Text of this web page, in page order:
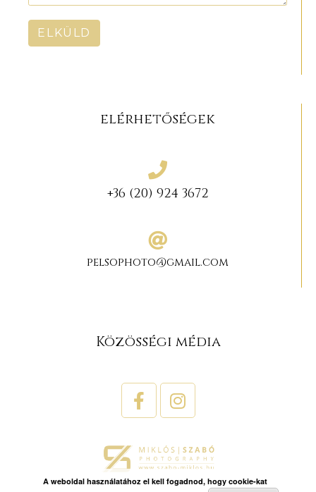
ELKÜLD
elérhetőségek
+36 (20) 924 3672
pelsophoto@gmail.com
Közösségi média
A weboldal használatához el kell fogadnod, hogy cookie-kat